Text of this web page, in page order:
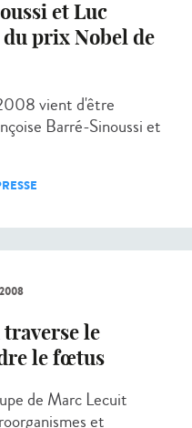
et Luc
prix Nobel de
vient d'être
Barré-Sinoussi et
le
le fœtus
de Marc Lecuit
et